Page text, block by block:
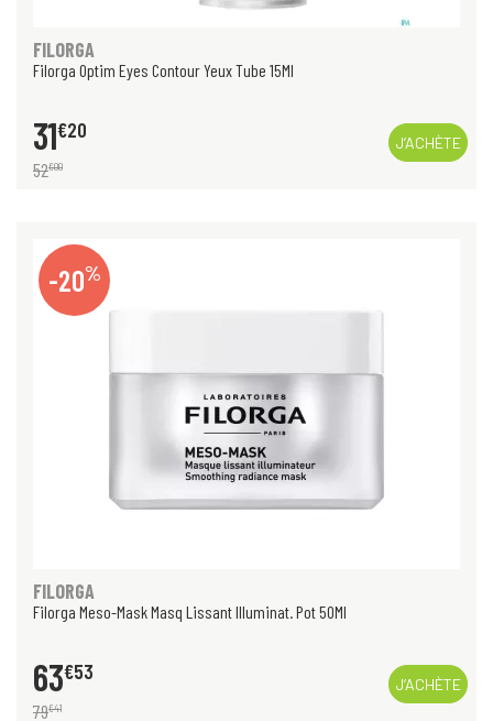
FILORGA
Filorga Optim Eyes Contour Yeux Tube 15Ml
31€20
52€00
J’ACHÈTE
-20%
FILORGA
Filorga Meso-Mask Masq Lissant Illuminat. Pot 50Ml
63€53
79€41
J’ACHÈTE